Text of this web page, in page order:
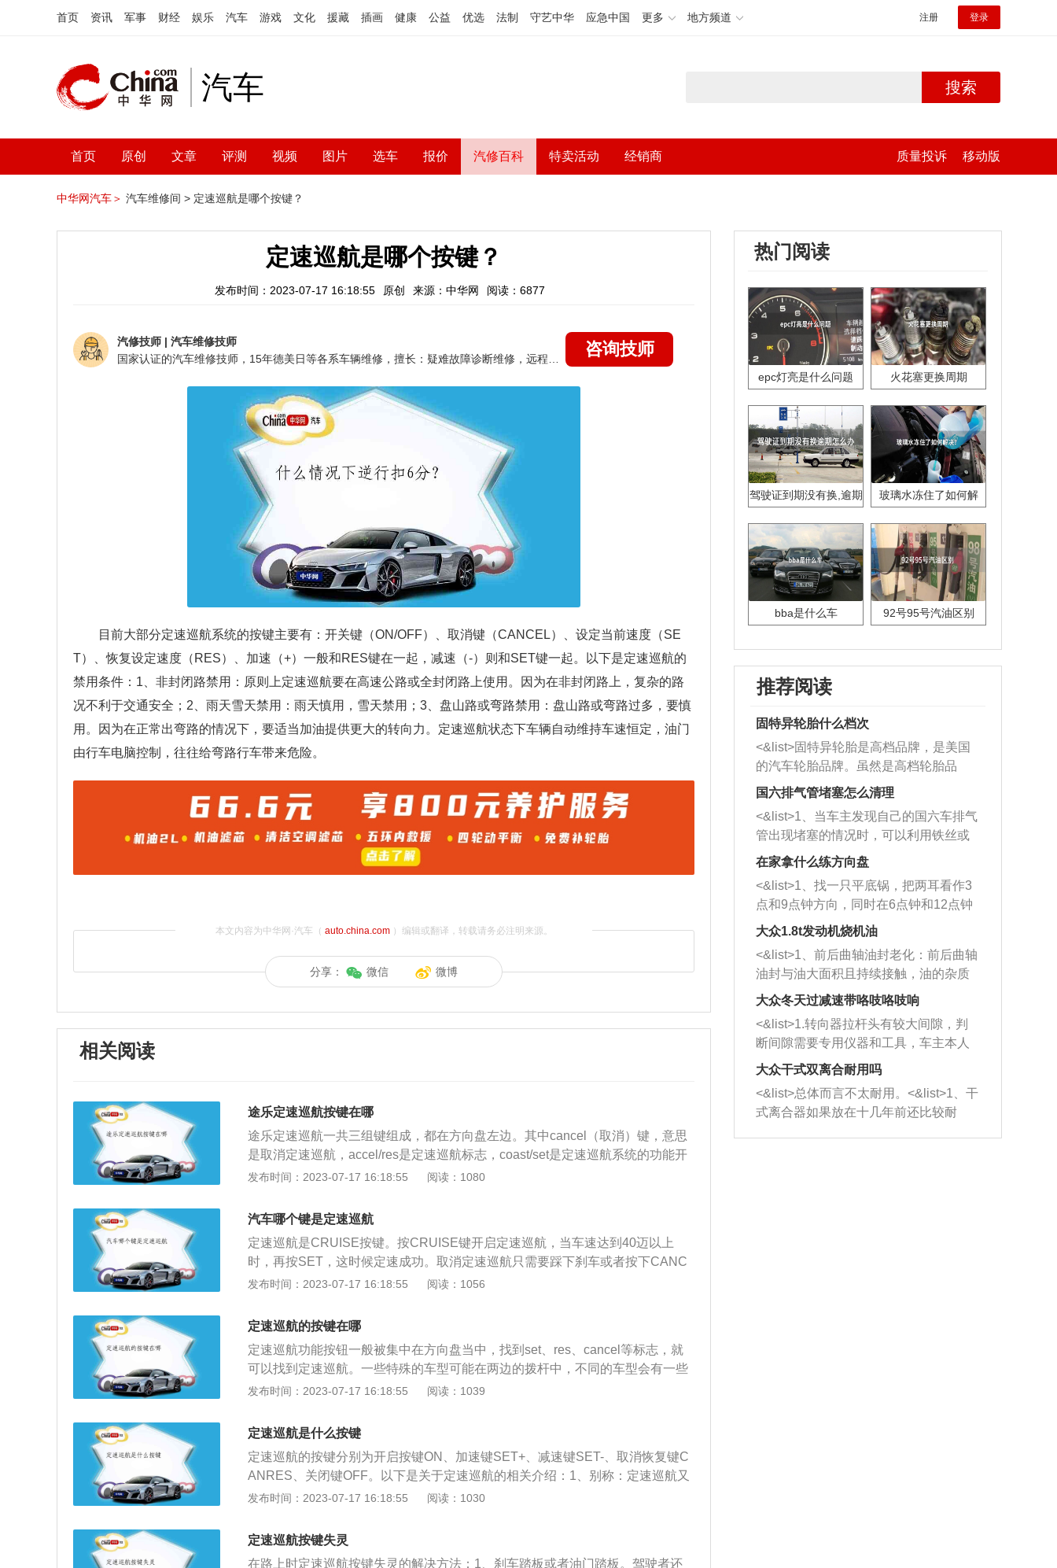
首页 资讯 军事 财经 娱乐 汽车 游戏 文化 援藏 插画 健康 公益 优选 法制 守艺中华 应急中国 更多 地方频道 注册 登录
汽车 搜索
首页 原创 文章 评测 视频 图片 选车 报价 汽修百科 特卖活动 经销商 质量投诉 移动版
中华网汽车＞ 汽车维修间 > 定速巡航是哪个按键？
定速巡航是哪个按键？
发布时间：2023-07-17 16:18:55 原创 来源：中华网 阅读：6877
汽修技师 | 汽车维修技师
咨询技师
目前大部分定速巡航系统的按键主要有：开关键（ON/OFF）、取消键（CANCEL）、设定当前速度（SE
T）、恢复设定速度（RES）、加速（+）一般和RES键在一起，减速（-）则和SET键一起。以下是定速巡航的
禁用条件：1、非封闭路禁用：原则上定速巡航要在高速公路或全封闭路上使用。因为在非封闭路上，复杂的路
况不利于交通安全；2、雨天雪天禁用：雨天慎用，雪天禁用；3、盘山路或弯路禁用：盘山路或弯路过多，要慎
用。因为在正常出弯路的情况下，要适当加油提供更大的转向力。定速巡航状态下车辆自动维持车速恒定，油门
由行车电脑控制，往往给弯路行车带来危险。
本文内容为中华网·汽车（ auto.china.com）编辑或翻译，转载请务必注明来源。
分享： 微信 微博
相关阅读
途乐定速巡航按键在哪
途乐定速巡航一共三组键组成，都在方向盘左边。其中cancel（取消）键，意思
是取消定速巡航，accel/res是定速巡航标志，coast/set是定速巡航系统的功能开
关或车速调制开关。巡航控制系统（CRUISE-CONTROL-SYSTEM）简称CC
是在驾驶员要求的速度和开关后，不踩油门踏板，自动保持车速，使车辆以固定
的速度行驶。有了这个装置，司机在高速公路上长时间行驶后不需要控制油门踏
板，减少了疲劳，减少了不必要的变速，节省了燃油。
发布时间：2023-07-17 16:18:55 阅读：1080
汽车哪个键是定速巡航
定速巡航是CRUISE按键。按CRUISE键开启定速巡航，当车速达到40迈以上
时，再按SET，这时候定速成功。取消定速巡航只需要踩下刹车或者按下CANC
EL键就可以了。定速巡航的按键分别为开启按键ON、加速键SET+、减速键SET
缩写为CCS，又称为定速巡航行驶装置，速度控制系统，自动驾驶系统等。其作
用是：按司机要求的速度合开关之后，不用踩油门踏板就自动地保持车速，使车
辆以固定的速度行驶。采用了这种装置，当在高速公路上长时间行车后，司机就
不用再去控制油门踏板，减轻了疲劳，同时减少了不必要的车速变化，可以节省
燃料。在定速巡航开启状态，并且发动机一直在运行的状态下，再一次进行定速
度，可以在车的速度达到自己想要的速度后，按一下减速按钮就是当前新设定的
速度了。使用定速巡航注意事项：1、任何时候只要踩刹车，此功能即自动取
消。也可以按ON/OFF手动取消;2、如果想在定速巡航的前提下，提高或者降低
坦，无车的道路上使用此功能。4、实定谏巡航功能是电脑一直将油门课在那
发布时间：2023-07-17 16:18:55 阅读：1056
定速巡航的按键在哪
定速巡航功能按钮一般被集中在方向盘当中，找到set、res、cancel等标志，就
可以找到定速巡航。一些特殊的车型可能在两边的拨杆中，不同的车型会有一些
区别。定速巡航的主要按键功能为开关；取消键；设定速度键；恢复设定速度
度行驶，不用踩油门就可以匀速运动，让车辆固定速度行驶；此外也可以调节开
关对速度进行修改、暂停等功能。定速巡航功能可以减轻驾驶员长途行驶的疲
劳，同时也节省了燃油量。
发布时间：2023-07-17 16:18:55 阅读：1039
定速巡航是什么按键
定速巡航的按键分别为开启按键ON、加速键SET+、减速键SET-、取消恢复键C
ANRES、关闭键OFF。以下是关于定速巡航的相关介绍：1、别称：定速巡航又
称为定速巡航行驶装置，速度控制系统、自动驾驶系统等；2、作用：定速巡航
速，使车辆以固定的速度行驶；3、失控应对：驾驶中遇到定速巡航失控的情
形，可通过推空挡、关引擎、踩刹车、拉手刹等办法应对。
发布时间：2023-07-17 16:18:55 阅读：1030
定速巡航按键失灵
在路上时定速巡航按键失灵的解决方法：1、刹车踏板或者油门踏板。驾驶者还
热门阅读
epc灯亮是什么问题 火花塞更换周期
驾驶证到期没有换,逾期
玻璃水冻住了如何解
bba是什么车 92号95号汽油区别
推荐阅读
固特异轮胎什么档次
<&list>固特异轮胎是高档品牌，是美国
的汽车轮胎品牌。虽然是高档轮胎品
牌，但是中高低端的轮胎都有生产，这
也是为了更好的开拓市场。
国六排气管堵塞怎么清理
<&list>1、当车主发现自己的国六车排气
管出现堵塞的情况时，可以利用铁丝或
者是细棍，直接将杂物给取出来，如果
堵塞情况比较严重，也可以采取应急措
施。 <&list>2、直接利用木棍将所有的
杂物推到排气管里面的位置处，然后将
三元催化器拆解开，就可以将堵塞的东
西取出来。但如果是因为积碳过多引起
的堵塞，就需要将三元催化器泡在草酸
洗剂对堵塞的情况得到解决，将清洗剂
放在燃油箱中，与燃油混合后，车辆启
动时，就可以和汽油一起进入到燃烧
室，最后形成废气排出，就可以让三元
催化器得到清洗，排气管堵塞的情况就
能够得到解决。
在家拿什么练方向盘
<&list>1、找一只平底锅，把两耳看作3
点和9点钟方向，同时在6点钟和12点钟
方向做一个标记。 <&list>2、双手握住
一圈半的练习，往右同样也要打相同的
圈数。 <&list>3、最后强调要反复练
习，这样就可以形成肌肉记忆，在真实
驾驶车辆时，不需要记忆也能打好方
向。
大众1.8t发动机烧机油
<&list>1、前后曲轴油封老化：前后曲轴
油封与油大面积且持续接触，油的杂质
和发动机内持续温度变化使其密封效果
逐渐减弱，导致渗油或漏油。<&list>2、
活塞间隙过大：积碳会使活塞环与缸体
的间隙扩大，导致机油流入燃烧室中，
造成烧机油。<&list>3、机油粘度。使用
机油粘度过小的话，同样会有烧机油现
象，机油粘度过小具有很好的流动性，
大众冬天过减速带咯吱咯吱响
<&list>1.转向器拉杆头有较大间隙，判
断间隙需要专用仪器和工具，车主本人
无法制作，需要将车辆送到修理厂或4s
店；<&list>2.车辆半轴套管防尘罩破
裂，破裂后会出现漏油现象，使半轴磨
损严重，磨损的半轴容易损坏，产生异
响；<&list>3.稳定器的转向胶套和球头
大众干式双离合耐用吗
<&list>总体而言不太耐用。<&list>1、干
式离合器如果放在十几年前还比较耐